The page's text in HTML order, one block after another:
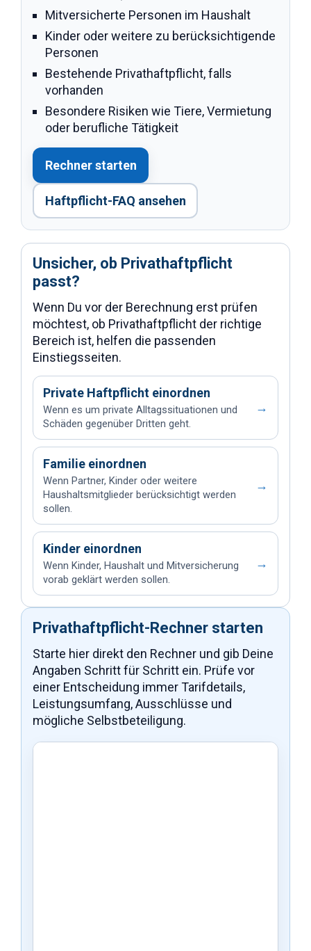
Mitversicherte Personen im Haushalt
Kinder oder weitere zu berücksichtigende
Personen
Bestehende Privathaftpflicht, falls
vorhanden
Besondere Risiken wie Tiere, Vermietung
oder berufliche Tätigkeit
Rechner starten
Haftpflicht-FAQ ansehen
Unsicher, ob Privathaftpflicht
passt?
Wenn Du vor der Berechnung erst prüfen
möchtest, ob Privathaftpflicht der richtige
Bereich ist, helfen die passenden
Einstiegsseiten.
Private Haftpflicht einordnen
Wenn es um private Alltagssituationen und
Schäden gegenüber Dritten geht.
→
Familie einordnen
Wenn Partner, Kinder oder weitere
Haushaltsmitglieder berücksichtigt werden
sollen.
→
Kinder einordnen
Wenn Kinder, Haushalt und Mitversicherung
vorab geklärt werden sollen.
→
Privathaftpflicht-Rechner starten
Starte hier direkt den Rechner und gib Deine
Angaben Schritt für Schritt ein. Prüfe vor
einer Entscheidung immer Tarifdetails,
Leistungsumfang, Ausschlüsse und
mögliche Selbstbeteiligung.